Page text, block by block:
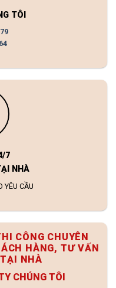
TÔI
7
NHÀ
YÊU CẦU
CÔNG CHUYÊN
HÀNG, TƯ VẤN
NHÀ
CHÚNG TÔI